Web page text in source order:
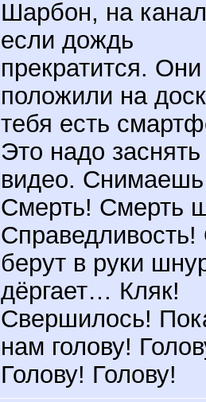
Шарбон, на
если дождь
прекратится.
положили на
тебя есть
Это надо
видео.
Смерть! Смерть
берут в руки
дёргает… Кляк!
Свершилось!
нам голову!
Голову! Голову!